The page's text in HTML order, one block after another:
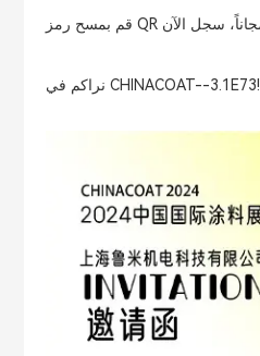
نراكم في CHINACOAT--3.1E73!